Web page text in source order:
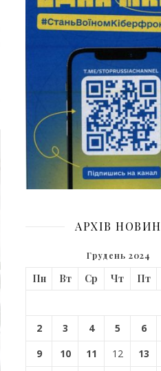
АРХІВ НОВИН
Грудень 2024
Пн Вт Ср Чт Пт
2
3 4 5 6
9
10 11 12 13